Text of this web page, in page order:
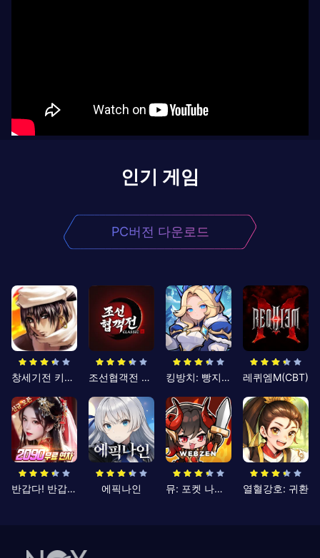
인기 게임
PC버전 다운로드
창세기전 키우기 조선협객전 클래식 킹방치: 빵지의 제왕 레퀴엠M(CBT)
반갑다! 반갑삼국지 에픽나인 뮤: 포켓 나이츠 열혈강호: 귀환